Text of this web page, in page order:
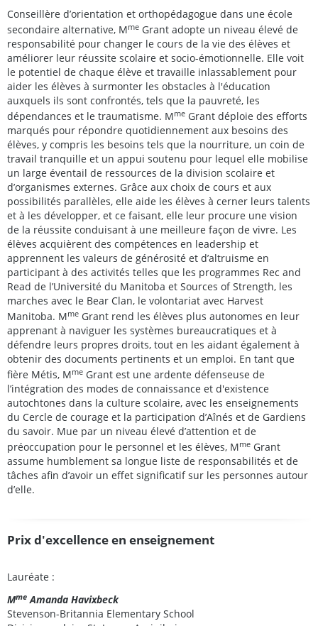
Conseillère d’orientation et orthopédagogue dans une école
secondaire alternative, Mme Grant adopte un niveau élevé de
responsabilité pour changer le cours de la vie des élèves et
améliorer leur réussite scolaire et socio-émotionnelle. Elle voit
le potentiel de chaque élève et travaille inlassablement pour
aider les élèves à surmonter les obstacles à l'éducation
auxquels ils sont confrontés, tels que la pauvreté, les
dépendances et le traumatisme. Mme Grant déploie des efforts
marqués pour répondre quotidiennement aux besoins des
élèves, y compris les besoins tels que la nourriture, un coin de
travail tranquille et un appui soutenu pour lequel elle mobilise
un large éventail de ressources de la division scolaire et
d’organismes externes. Grâce aux choix de cours et aux
possibilités parallèles, elle aide les élèves à cerner leurs talents
et à les développer, et ce faisant, elle leur procure une vision
de la réussite conduisant à une meilleure façon de vivre. Les
élèves acquièrent des compétences en leadership et
apprennent les valeurs de générosité et d’altruisme en
participant à des activités telles que les programmes Rec and
Read de l’Université du Manitoba et Sources of Strength, les
marches avec le Bear Clan, le volontariat avec Harvest
Manitoba. Mme Grant rend les élèves plus autonomes en leur
apprenant à naviguer les systèmes bureaucratiques et à
défendre leurs propres droits, tout en les aidant également à
obtenir des documents pertinents et un emploi. En tant que
fière Métis, Mme Grant est une ardente défenseuse de
l’intégration des modes de connaissance et d'existence
autochtones dans la culture scolaire, avec les enseignements
du Cercle de courage et la participation d’Aînés et de Gardiens
du savoir. Mue par un niveau élevé d’attention et de
préoccupation pour le personnel et les élèves, Mme Grant
assume humblement sa longue liste de responsabilités et de
tâches afin d’avoir un effet significatif sur les personnes autour
d’elle.
Prix d'excellence en enseignement
Lauréate :
Mme Amanda Havixbeck
Stevenson-Britannia Elementary School